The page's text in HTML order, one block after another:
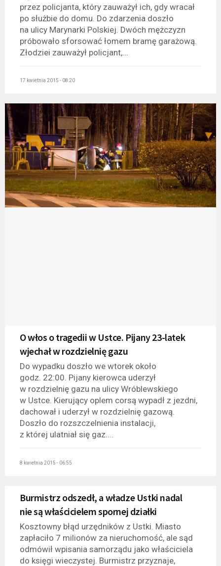
przez policjanta, który zauważył ich, gdy wracał
po służbie do domu. Do zdarzenia doszło
na ulicy Marynarki Polskiej. Dwóch mężczyzn
próbowało sforsować łomem bramę garażową.
Złodziei zauważył policjant,...
17 kwietnia 2015 - 08:20
O włos o tragedii w Ustce. Pijany 23-latek
wjechał w rozdzielnię gazu
Do wypadku doszło we wtorek około
godz. 22:00. Pijany kierowca uderzył
w rozdzielnię gazu na ulicy Wróblewskiego
w Ustce. Kierujący oplem corsą wypadł z jezdni,
dachował i uderzył w rozdzielnię gazową.
Doszło do rozszczelnienia instalacji,
z której ulatniał się gaz....
8 kwietnia 2015 - 06:55
Burmistrz odszedł, a władze Ustki nadal
nie są właścicielem spornej działki
Kosztowny błąd urzędników z Ustki. Miasto
zapłaciło 7 milionów za nieruchomość, ale sąd
odmówił wpisania samorządu jako właściciela
do księgi wieczystej. Burmistrz przyznaje,